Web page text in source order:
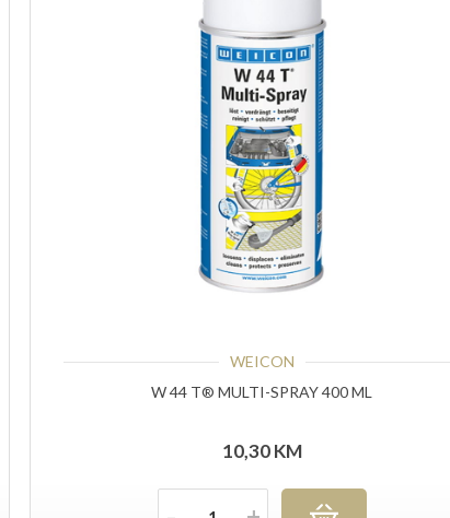
WEICON
W 44 T® MULTI-SPRAY 400 ML
10,30KM
Količina